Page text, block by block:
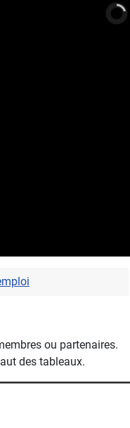
ou partenaires.
des tableaux.